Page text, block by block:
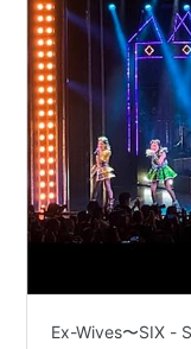
Ex-Wives〜SIX -